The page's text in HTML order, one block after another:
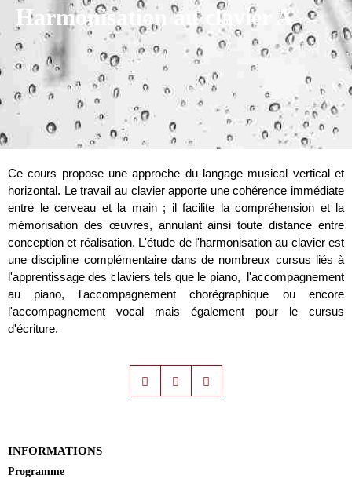
Harmonisation au clavier A
Ce cours propose une approche du langage musical vertical et
horizontal. Le travail au clavier apporte une cohérence immédiate
entre le cerveau et la main ; il facilite la compréhension et la
mémorisation des œuvres, annulant ainsi toute distance entre
conception et réalisation. L'étude de l'harmonisation au clavier est
une discipline complémentaire dans de nombreux cursus liés à
l'apprentissage des claviers tels que le piano, l'accompagnement
au piano, l'accompagnement chorégraphique ou encore
l'accompagnement vocal mais également pour le cursus
d'écriture.
INFORMATIONS
Programme